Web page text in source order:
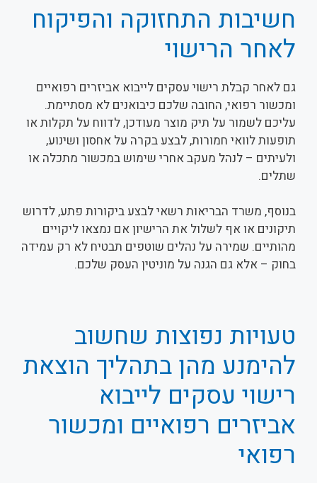
חשיבות התחזוקה והפיקוח
לאחר הרישוי
גם לאחר קבלת רישוי עסקים לייבוא אביזרים רפואיים
ומכשור רפואי, החובה שלכם כיבואנים לא מסתיימת.
עליכם לשמור על תיק מוצר מעודכן, לדווח על תקלות או
תופעות לוואי חמורות, לבצע בקרה על אחסון ושינוע,
ולעיתים – לנהל מעקב אחרי שימוש במכשור מתכלה או
שתלים.
בנוסף, משרד הבריאות רשאי לבצע ביקורות פתע, לדרוש
תיקונים או אף לשלול את הרישיון אם נמצאו ליקויים
מהותיים. שמירה על נהלים שוטפים תבטיח לא רק עמידה
בחוק – אלא גם הגנה על מוניטין העסק שלכם.
טעויות נפוצות שחשוב
להימנע מהן בתהליך הוצאת
רישוי עסקים לייבוא
אביזרים רפואיים ומכשור
רפואי